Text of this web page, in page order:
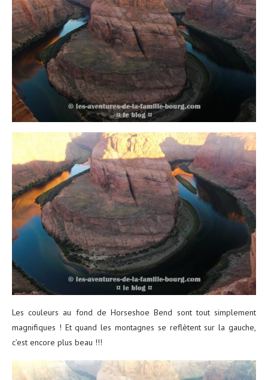
Les couleurs au fond de Horseshoe Bend sont tout simplement
magnifiques ! Et quand les montagnes se reflètent sur la gauche,
c’est encore plus beau !!!